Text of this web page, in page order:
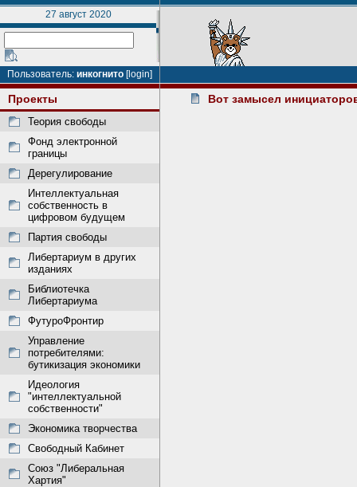
27 август 2020
Пользователь: инкогнито [login]
Проекты
Теория свободы
Фонд электронной
границы
Дерегулирование
Интеллектуальная
собственность в
цифровом будущем
Партия свободы
Либертариум в других
изданиях
Библиотечка
Либертариума
ФутуроФронтир
Управление
потребителями:
бутикизация экономики
Идеология
"интеллектуальной
собственности"
Экономика творчества
Свободный Кабинет
Союз "Либеральная
Хартия"
Вот замысел